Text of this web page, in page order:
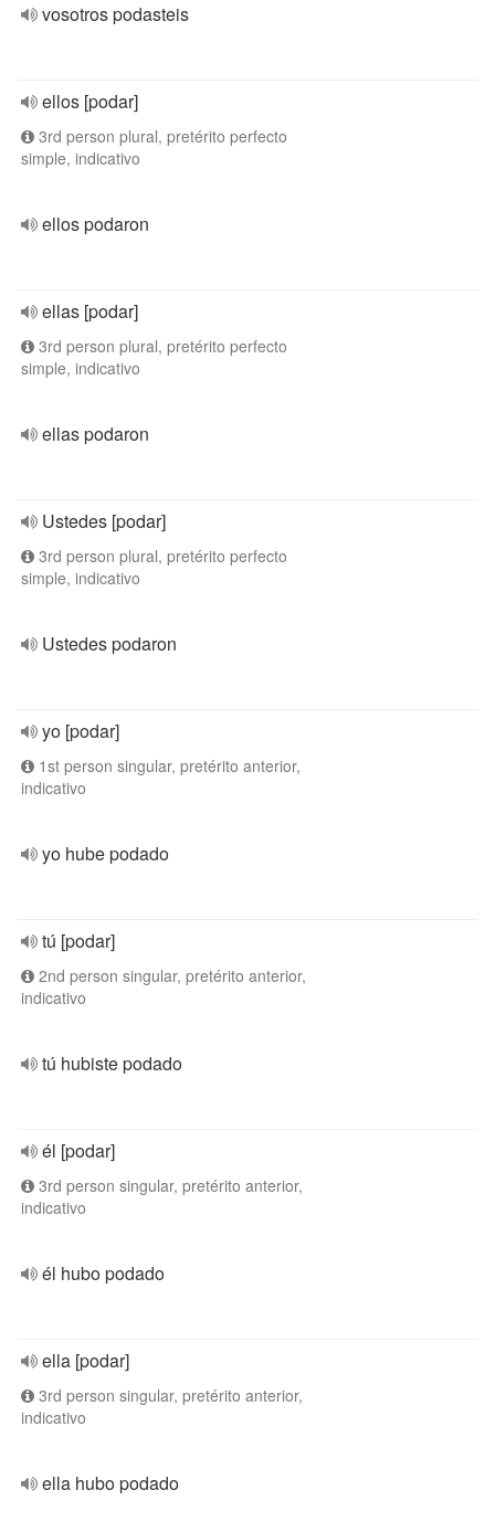
vosotros podasteis
ellos [podar]
3rd person plural, pretérito perfecto
simple, indicativo
ellos podaron
ellas [podar]
3rd person plural, pretérito perfecto
simple, indicativo
ellas podaron
Ustedes [podar]
3rd person plural, pretérito perfecto
simple, indicativo
Ustedes podaron
yo [podar]
1st person singular, pretérito anterior,
indicativo
yo hube podado
tú [podar]
2nd person singular, pretérito anterior,
indicativo
tú hubiste podado
él [podar]
3rd person singular, pretérito anterior,
indicativo
él hubo podado
ella [podar]
3rd person singular, pretérito anterior,
indicativo
ella hubo podado